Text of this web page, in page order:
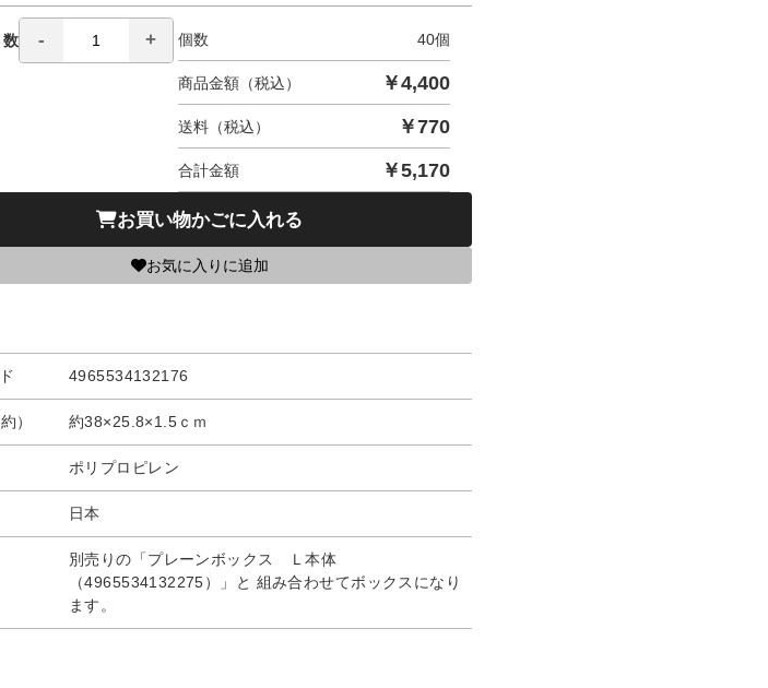
数 個数 40個
商品金額（税込） ￥4,400
送料（税込） ￥770
合計金額 ￥5,170
お買い物かごに入れる
お気に入りに追加
4965534132176
） 約38×25.8×1.5ｃｍ
ポリプロピレン
日本
別売りの「プレーンボックス Ｌ本体
（4965534132275）」と 組み合わせてボックスになり
ます。